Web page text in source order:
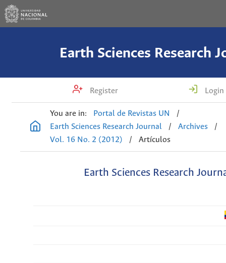
Earth Sciences Research
Register Login
You are in: Portal de Revistas UN
/
Earth Sciences Research Journal
/ Archives
/
Vol. 16 No. 2 (2012)
/ Artículos
Earth Sciences Research